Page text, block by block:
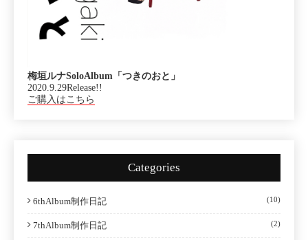
梅垣ルナSoloAlbum「つきのおと」
2020.9.29Release!!
ご購入はこちら
Categories
6thAlbum制作日記 (10)
7thAlbum制作日記 (2)